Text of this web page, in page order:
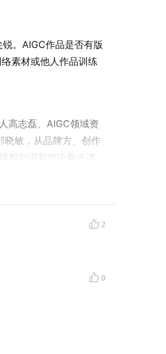
。AIGC作品是否有版
素材或他人作品训练
高志磊、AIGC领域资
晓敏，从品牌方、创作
权知识和舆论焦点进
公众号（Tezign），
2
0